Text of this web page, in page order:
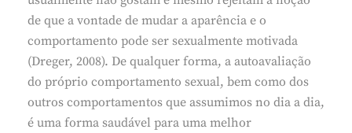
de que a vontade de mudar a aparência e o
comportamento pode ser sexualmente motivada
(Dreger, 2008). De qualquer forma, a autoavaliação
do próprio comportamento sexual, bem como dos
outros comportamentos que assumimos no dia a dia,
é uma forma saudável para uma melhor